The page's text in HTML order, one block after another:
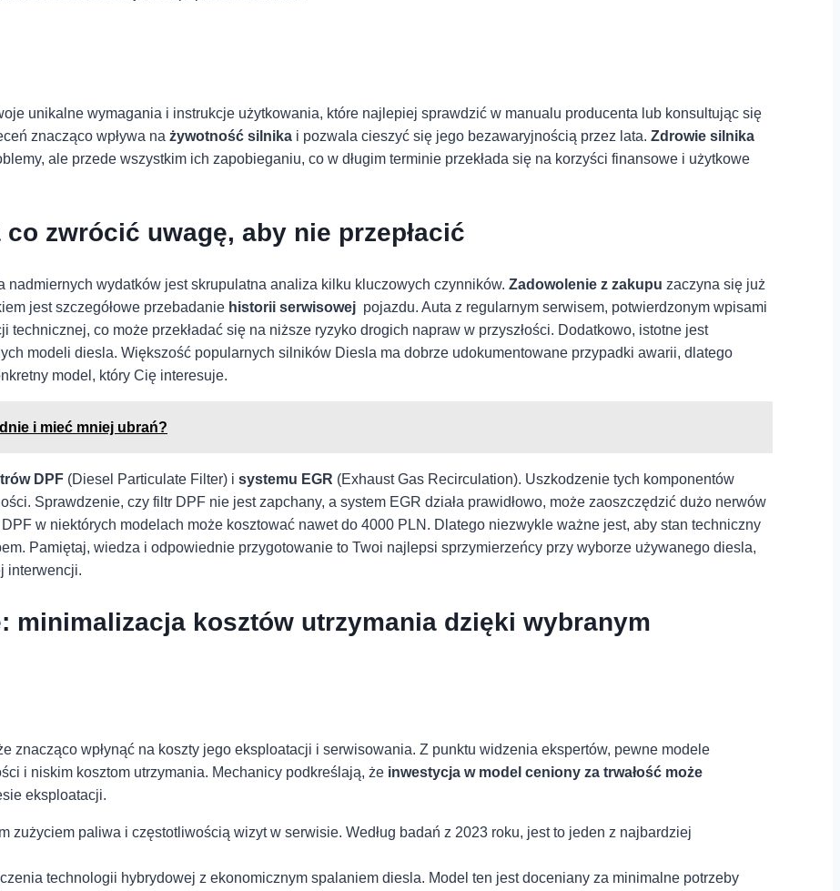
unikalne wymagania i instrukcje użytkowania, które najlepiej sprawdzić‍ w‍ manualu producenta lub konsultując się
znacząco wpływa⁢ na żywotność silnika i pozwala cieszyć się jego bezawaryjnością przez⁣ lata. Zdrowie⁤ silnika
ale przede⁢ wszystkim ich zapobieganiu, co w długim terminie przekłada się na korzyści finansowe i użytkowe
zwrócić uwagę, aby⁢ nie przepłacić
wydatków jest skrupulatna analiza kilku kluczowych czynników. Zadowolenie z zakupu zaczyna się‍ już
jest szczegółowe przebadanie historii serwisowej ⁣ pojazdu. Auta z regularnym serwisem, potwierdzonym wpisami
co może ‍przekładać⁢ się na niższe ryzyko ⁣drogich napraw w przyszłości. Dodatkowo, istotne jest
⁣modeli diesla. Większość popularnych silników Diesla ma ⁣dobrze udokumentowane przypadki awarii,⁣ dlatego
model, który Cię interesuje.
i mieć mniej ubrań?
DPF (Diesel Particulate Filter) i systemu⁢ EGR (Exhaust Gas Recirculation). Uszkodzenie tych komponentów
⁣Sprawdzenie,⁤ czy filtr DPF nie jest zapchany, a system EGR działa prawidłowo, może zaoszczędzić dużo ⁤nerwów
w niektórych modelach‍ może kosztować ⁣nawet do 4000 PLN. Dlatego niezwykle ⁢ważne jest, aby stan techniczny
Pamiętaj, ⁤wiedza i ⁤odpowiednie przygotowanie to Twoi ⁤najlepsi sprzymierzeńcy przy wyborze używanego diesla,
interwencji.
minimalizacja kosztów utrzymania dzięki ⁢wybranym
znacząco wpłynąć na koszty jego eksploatacji i serwisowania. Z punktu widzenia ekspertów, pewne modele
i niskim kosztom utrzymania. Mechanicy podkreślają, że inwestycja ‍w model ceniony ‍za trwałość może
eksploatacji.
zużyciem paliwa i częstotliwością wizyt w serwisie. Według badań z 2023 roku, ⁤jest to‍ jeden z ⁣najbardziej
technologii ‍hybrydowej z ekonomicznym spalaniem diesla. Model ten jest doceniany za ⁣minimalne potrzeby